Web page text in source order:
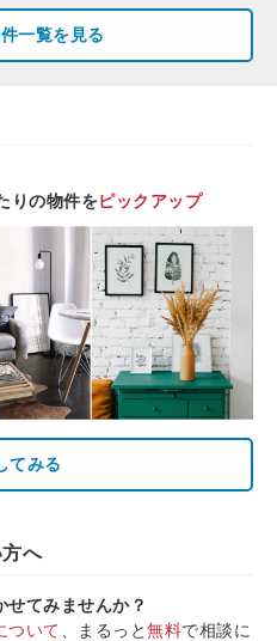
一覧を見る
りの物件をピックアップ
てみる
へ
せてみませんか？
ついて 、まるっと無料で相談に